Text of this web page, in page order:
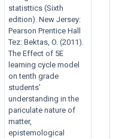
statisttics (Sixth
edition). New Jersey:
Pearson Prentice Hall
Tez: Bektas, O. (2011).
The Effect of 5E
learning cycle model
on tenth grade
students’
understanding in the
pariculate nature of
matter,
epistemological